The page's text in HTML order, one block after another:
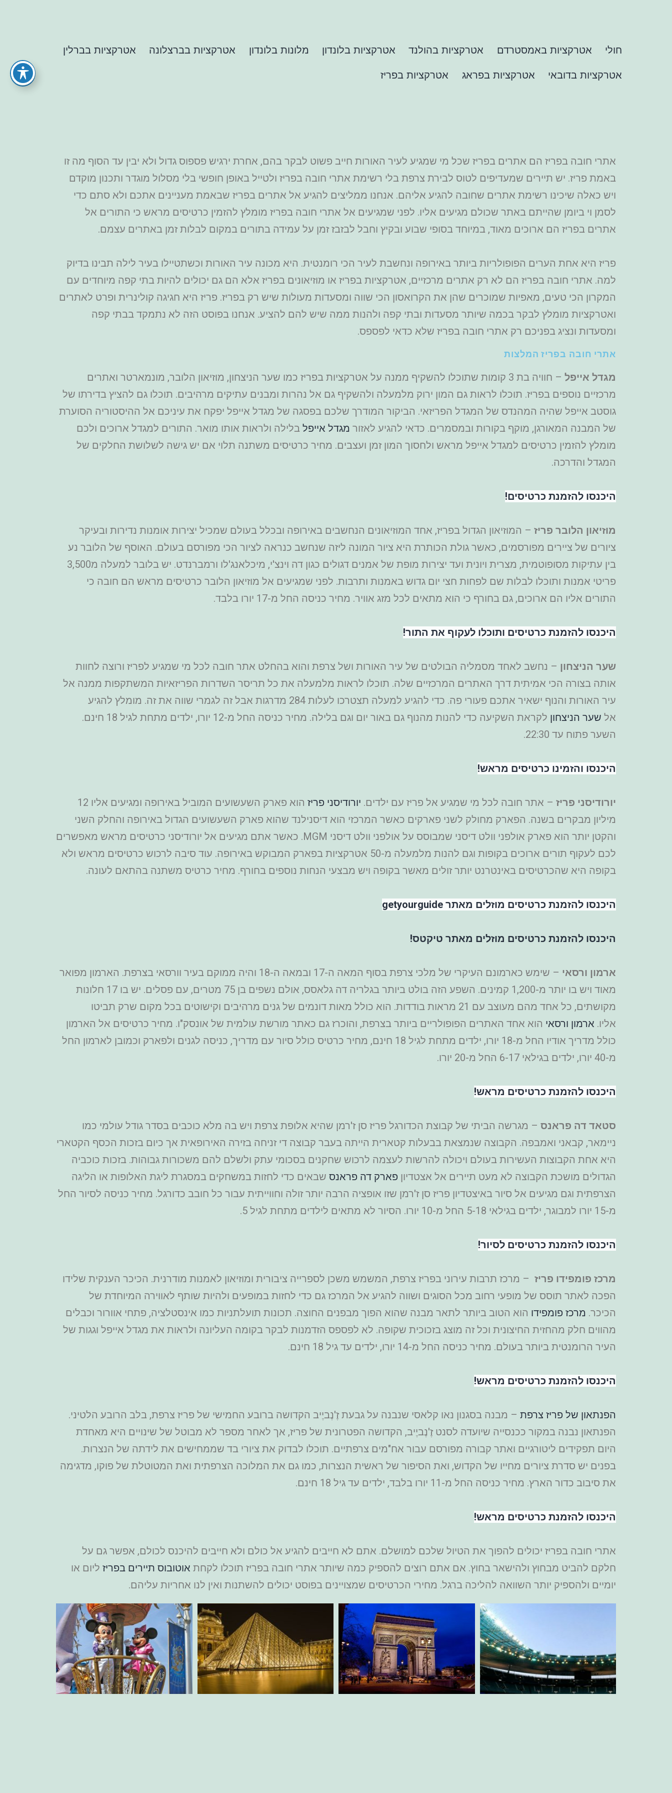
חולי אטרקציות באמסטרדם אטרקציות בהולנד אטרקציות בלונדון מלונות בלונדון אטרקציות בברצלונה אטרקציות בברלין
אטרקציות בדובאי אטרקציות בפראג אטרקציות בפריז
אתרי חובה בפריז הם אתרים בפריז שכל מי שמגיע לעיר האורות חייב פשוט לבקר בהם, אחרת ירגיש פספוס גדול ולא יבין עד הסוף מה זו
באמת פריז. יש תיירים שמעדיפים לטוס לבירת צרפת בלי רשימת אתרי חובה בפריז ולטייל באופן חופשי בלי מסלול מוגדר ותכנון מוקדם
ויש כאלה שיכינו רשימת אתרים שחובה להגיע אליהם. אנחנו ממליצים להגיע אל אתרים בפריז שבאמת מעניינים אתכם ולא סתם כדי
לסמן וי ביומן שהייתם באתר שכולם מגיעים אליו. לפני שמגיעים אל אתרי חובה בפריז מומלץ להזמין כרטיסים מראש כי התורים אל
אתרים בפריז הם ארוכים מאוד, במיוחד בסופי שבוע ובקיץ וחבל לבזבז זמן על עמידה בתורים במקום לבלות זמן באתרים עצמם.
פריז היא אחת הערים הפופולריות ביותר באירופה ונחשבת לעיר הכי רומנטית. היא מכונה עיר האורות וכשתטיילו בעיר לילה תבינו בדיוק
למה. אתרי חובה בפריז הם לא רק אתרים מרכזיים, אטרקציות בפריז או מוזיאונים בפריז אלא הם גם יכולים להיות בתי קפה מיוחדים עם
המקרון הכי טעים, מאפיות שמוכרים שהן את הקרואסון הכי שווה ומסעדות מעולות שיש רק בפריז. פריז היא חגיגה קולינרית ופרט לאתרים
ואטרקציות מומלץ לבקר בכמה שיותר מסעדות ובתי קפה ולהנות ממה שיש להם להציע. אנחנו בפוסט הזה לא נתמקד בבתי קפה
ומסעדות ונציג בפניכם רק אתרי חובה בפריז שלא כדאי לפספס.
אתרי חובה בפריז המלצות
מגדל אייפל
– חוויה בת 3 קומות שתוכלו להשקיף ממנה על אטרקציות בפריז כמו שער הניצחון, מוזיאון הלובר, מונמארטר ואתרים
מרכזיים נוספים בפריז. תוכלו לראות גם המון ירוק מלמעלה ולהשקיף גם אל נהרות ומבנים עתיקים מרהיבים. תוכלו גם להציץ בדירתו של
גוסטב אייפל שהיה המהנדס של המגדל הפריזאי. הביקור המודרך שלכם בפסגה של מגדל אייפל יפקח את עיניכם אל ההיסטוריה הסוערת
של המבנה המאורגן, מוקף בקורות ובמסמרים. כדאי להגיע לאזור מגדל אייפל בלילה ולראות אותו מואר. התורים למגדל ארוכים ולכם
מומלץ להזמין כרטיסים למגדל אייפל מראש ולחסוך המון זמן ועצבים. מחיר כרטיסים משתנה תלוי אם יש גישה לשלושת החלקים של
המגדל והדרכה.
היכנסו להזמנת כרטיסים!
מוזיאון הלובר פריז – המוזיאון הגדול בפריז, אחד המוזיאונים הנחשבים באירופה ובכלל בעולם שמכיל יצירות אומנות נדירות ובעיקר
ציורים של ציירים מפורסמים, כאשר גולת הכותרת היא ציור המונה ליזה שנחשב כנראה לציור הכי מפורסם בעולם. האוסף של הלובר נע
בין עתיקות מסופוטמית, מצרית ויונית ועד יצירות מופת של אמנים דגולים כגון דה וינצ'י, מיכלאנג'לו ורמברנדט. יש בלובר למעלה מ3,500
פריטי אמנות ותוכלו לבלות שם לפחות חצי יום גדוש באמנות ותרבות. לפני שמגיעים אל מוזיאון הלובר כרטיסים מראש הם חובה כי
התורים אליו הם ארוכים, גם בחורף כי הוא מתאים לכל מזג אוויר. מחיר כניסה החל מ-17 יורו בלבד.
היכנסו להזמנת כרטיסים ותוכלו לעקוף את התור!
שער הניצחון – נחשב לאחד מסמליה הבולטים של עיר האורות ושל צרפת והוא בהחלט אתר חובה לכל מי שמגיע לפריז ורוצה לחוות
אותה בצורה הכי אמיתית דרך האתרים המרכזיים שלה. תוכלו לראות מלמעלה את כל תריסר השדרות הפריזאיות המשתקפות ממנה אל
עיר האורות והנוף ישאיר אתכם פעורי פה. כדי להגיע למעלה תצטרכו לעלות 284 מדרגות אבל זה לגמרי שווה את זה. מומלץ להגיע
אל שער הניצחון
לקראת השקיעה כדי להנות מהנוף גם באור יום וגם בלילה. מחיר כניסה החל מ-12 יורו, ילדים מתחת לגיל 18 חינם.
השער פתוח עד 22:30.
היכנסו והזמינו כרטיסים מראש!
יורודיסני פריז – אתר חובה לכל מי שמגיע אל פריז עם ילדים. יורודיסני פריז
הוא פארק השעשועים המוביל באירופה ומגיעים אליו 12
מיליון מבקרים בשנה. הפארק מחולק לשני פארקים כאשר המרכזי הוא דיסנילנד שהוא פארק השעשועים הגדול באירופה והחלק השני
והקטן יותר הוא פארק אולפני וולט דיסני שמבוסס על אולפני וולט דיסני MGM. כאשר אתם מגיעים אל יורודיסני כרטיסים מראש מאפשרים
לכם לעקוף תורים ארוכים בקופות וגם להנות מלמעלה מ-50 אטרקציות בפארק המבוקש באירופה. עוד סיבה לרכוש כרטיסים מראש ולא
בקופה היא שהכרטיסים באינטרנט יותר זולים מאשר בקופה ויש מבצעי הנחות נוספים בחורף. מחיר כרטיס משתנה בהתאם לעונה.
היכנסו להזמנת כרטיסים מוזלים מאתר getyourguide
היכנסו להזמנת כרטיסים מוזלים מאתר טיקטס!
ארמון ורסאי
– שימש כארמונם העיקרי של מלכי צרפת בסוף המאה ה-17 ובמאה ה-18 והיה ממוקם בעיר וורסאי בצרפת. הארמון מפואר
מאוד ויש בו יותר מ-1,200 קמינים. השפע הזה בולט ביותר בגלריה דה גלאסס, אולם נשפים בן 75 מטרים, עם פסלים. יש בו 17 חלונות
מקושתים, כל אחד מהם מעוצב עם 21 מראות בודדות. הוא כולל מאות דונמים של גנים מרהיבים וקישוטים בכל מקום שרק תביטו
אליו. ארמון ורסאי הוא אחד האתרים הפופולריים ביותר בצרפת, והוכרז גם כאתר מורשת עולמית של אונסק"ו. מחיר כרטיסים אל הארמון
כולל מדריך אודיו החל מ-18 יורו, ילדים מתחת לגיל 18 חינם, מחיר כרטיס כולל סיור עם מדריך, כניסה לגנים ולפארק וכמובן לארמון החל
מ-40 יורו, ילדים בגילאי 6-17 החל מ-20 יורו.
היכנסו להזמנת כרטיסים מראש!
סטאד דה פראנס – מגרשה הביתי של קבוצת הכדורגל פריז סן ז'רמן שהיא אלופת צרפת ויש בה מלא כוכבים בסדר גודל עולמי כמו
ניימאר, קבאני ואמבפה. הקבוצה שנמצאת בבעלות קטארית הייתה בעבר קבוצה די זניחה בזירה האירופאית אך כיום בזכות הכסף הקטארי
היא אחת הקבוצות העשירות בעולם ויכולה להרשות לעצמה לרכוש שחקנים בסכומי עתק ולשלם להם משכורות גבוהות. בזכות כוכביה
הגדולים מושכת הקבוצה לא מעט תיירים אל אצטדיון פארק דה פראנס שבאים כדי לחזות במשחקים במסגרת ליגת האלופות או הליגה
הצרפתית וגם מגיעים אל סיור באיצטדיון פריז סן ז'רמן שזו אופציה הרבה יותר זולה וחווייתית עבור כל חובב כדורגל. מחיר כניסה לסיור החל
מ-15 יורו למבוגר, ילדים בגילאי 5-18 החל מ-10 יורו. הסיור לא מתאים לילדים מתחת לגיל 5.
היכנסו להזמנת כרטיסים לסיור!
מרכז פומפידו פריז – מרכז תרבות עירוני בפריז צרפת, המשמש משכן לספרייה ציבורית ומוזיאון לאמנות מודרנית. הכיכר הענקית שלידו
הפכה לאתר תוסס של מופעי רחוב מכל הסוגים ושווה להגיע אל המרכז גם כדי לחזות במופעים ולהיות שותף לאווירה המיוחדת של
הכיכר. מרכז פומפידו הוא הטוב ביותר לתאר מבנה שהוא הפוך מבפנים החוצה. תכונות תועלתניות כמו אינסטלציה, פתחי אוורור וכבלים
מהווים חלק מהחזית החיצונית וכל זה מוצג בזכוכית שקופה. לא לפספס הזדמנות לבקר בקומה העליונה ולראות את מגדל אייפל וגגות של
העיר הרומנטית ביותר בעולם. מחיר כניסה החל מ-14 יורו, ילדים עד גיל 18 חינם.
היכנסו להזמנת כרטיסים מראש!
הפנתאון של פריז צרפת – מבנה בסגנון נאו קלאסי שנבנה על גבעת זֶ'נֶביֶיב הקדושה ברובע החמישי של פריז צרפת, בלב הרובע הלטיני.
הפנתאון נבנה במקור ככנסייה שיועדה לסנט זֶ'נֶביֶיב, הקדושה הפטרונית של פריז, אך לאחר מספר לא מבוטל של שינויים היא מאחדת
היום תפקידים ליטורגיים ואתר קבורה מפורסם עבור אח"מים צרפתיים. תוכלו לבדוק את ציורי בד שממחישים את לידתה של הנצרות.
בפנים יש סדרת ציורים מחייו של הקדוש, ואת הסיפור של ראשית הנצרות, כמו גם את המלוכה הצרפתית ואת המטוטלת של פוקו, מדגימה
את סיבוב כדור הארץ. מחיר כניסה החל מ-11 יורו בלבד, ילדים עד גיל 18 חינם.
היכנסו להזמנת כרטיסים מראש!
אתרי חובה בפריז יכולים להפוך את הטיול שלכם למושלם. אתם לא חייבים להגיע אל כולם ולא חייבים להיכנס לכולם, אפשר גם על
חלקם להביט מבחוץ ולהישאר בחוץ. אם אתם רוצים להספיק כמה שיותר אתרי חובה בפריז תוכלו לקחת אוטובוס תיירים בפריז ליום או
יומיים ולהספיק יותר השוואה להליכה ברגל. מחירי הכרטיסים שמצויינים בפוסט יכולים להשתנות ואין לנו אחריות עליהם.